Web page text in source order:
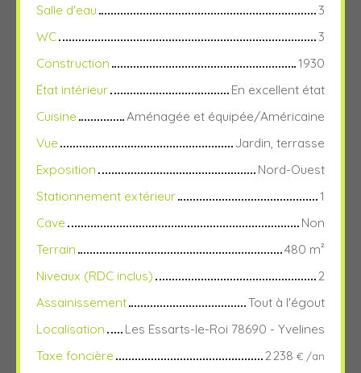
Salle d'eau
3
WC
3
Construction
1930
État intérieur
En excellent état
Cuisine
Aménagée et équipée/Américaine
Vue
Jardin, terrasse
Exposition
Nord-Ouest
Stationnement extérieur
1
Cave
Non
Terrain
480 m²
Niveaux (RDC inclus)
2
Assainissement
Tout à l'égout
Localisation
Les Essarts-le-Roi 78690 - Yvelines
Taxe foncière
2 238 € /an